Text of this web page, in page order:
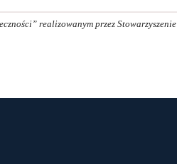
realizowanym przez Stowarzyszenie